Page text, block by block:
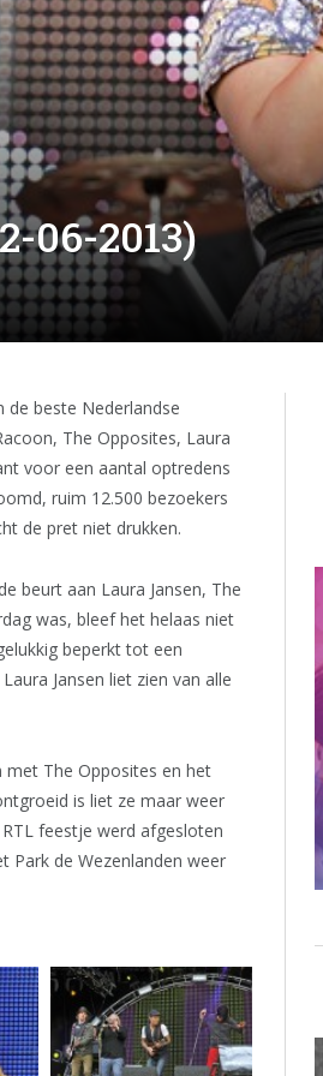
06-2013)
beste Nederlandse
The Opposites, Laura
voor een aantal optredens
ruim 12.500 bezoekers
de pret niet drukken.
beurt aan Laura Jansen, The
was, bleef het helaas niet
beperkt tot een
Jansen liet zien van alle
met The Opposites en het
is liet ze maar weer
feestje werd afgesloten
Park de Wezenlanden weer